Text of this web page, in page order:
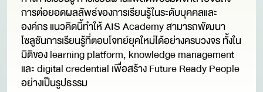
การต่อยอดผลลัพธ์ของการเรียนรู้ในระดับบุคคลและ
องค์กร แนวคิดนี้ทำให้ AIS Academy สามารถพัฒนา
โซลูชันการเรียนรู้ที่ตอบโจทย์ยุคใหม่ได้อย่างครบวงจร ทั้งใน
มิติของ learning platform, knowledge management
และ digital credential เพื่อสร้าง Future Ready People
อย่างเป็นรูปธรรม